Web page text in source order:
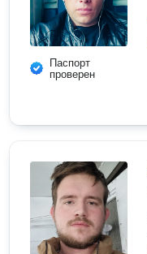
Паспорт
проверен